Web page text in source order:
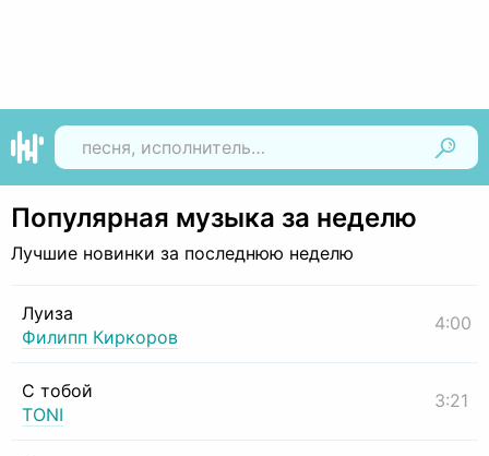
Популярная музыка за неделю
Лучшие новинки за последнюю неделю
Луиза
Филипп Киркоров
4:00
С тобой
TONI
3:21